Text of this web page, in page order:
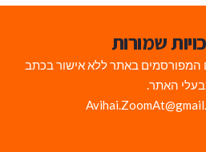
שמורות
המפורסמים באתר ללא אישור בכתב
האתר.